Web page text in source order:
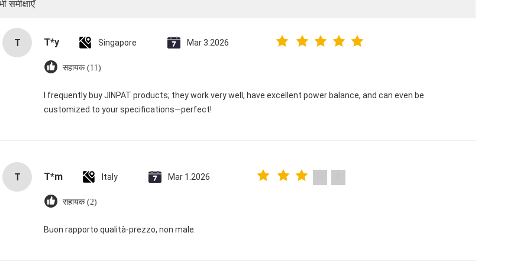
समीक्षाएँ
T T*y Singapore Mar 3.2026
सहायक (11)
I frequently buy JINPAT products; they work very well, have excellent power balance, and can even be
customized to your specifications—perfect!
T T*m Italy Mar 1.2026
सहायक (2)
Buon rapporto qualità-prezzo, non male.